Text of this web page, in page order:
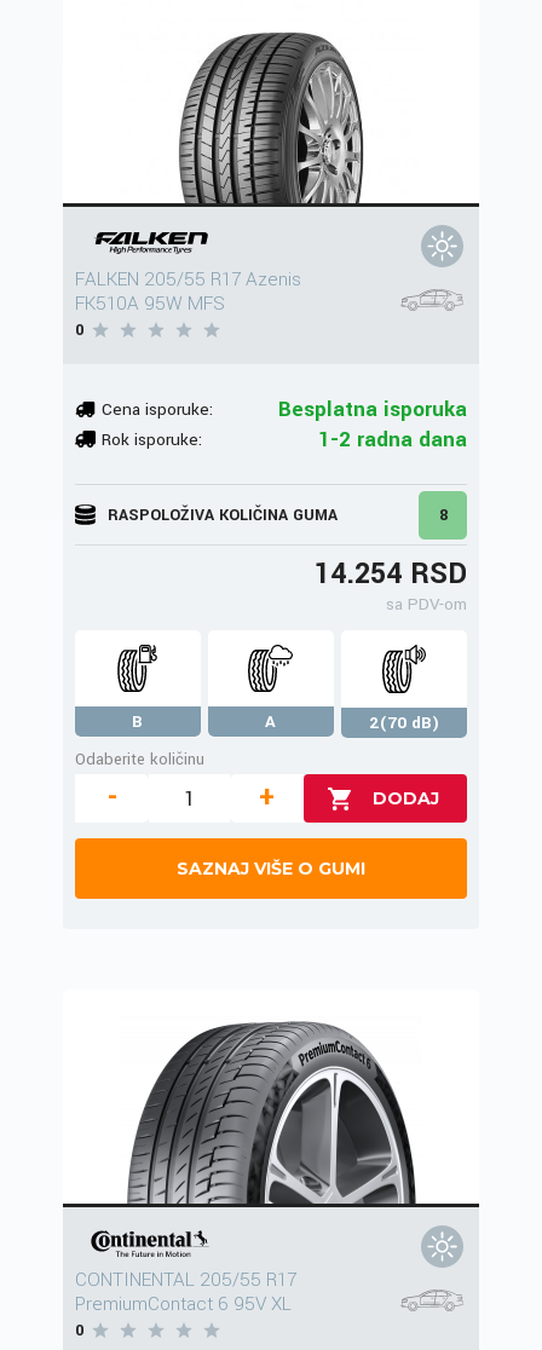
FALKEN 205/55 R17 Azenis
FK510A 95W MFS
0
Cena isporuke: Besplatna isporuka
Rok isporuke: 1-2 radna dana
RASPOLOŽIVA KOLIČINA GUMA 8
14.254 RSD
sa PDV-om
B A
2(70 dB)
Odaberite količinu
- +
SAZNAJ VIŠE O GUMI
CONTINENTAL 205/55 R17
PremiumContact 6 95V XL
0